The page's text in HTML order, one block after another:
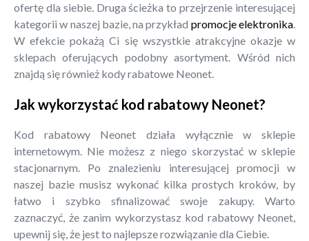
ofertę dla siebie. Druga ścieżka to przejrzenie interesującej
kategorii w naszej bazie, na przykład promocje elektronika.
W efekcie pokażą Ci się wszystkie atrakcyjne okazje w
sklepach oferujących podobny asortyment. Wśród nich
znajdą się również kody rabatowe Neonet.
Jak wykorzystać kod rabatowy Neonet?
Kod rabatowy Neonet działa wyłącznie w sklepie
internetowym. Nie możesz z niego skorzystać w sklepie
stacjonarnym. Po znalezieniu interesującej promocji w
naszej bazie musisz wykonać kilka prostych kroków, by
łatwo i szybko sfinalizować swoje zakupy. Warto
zaznaczyć, że zanim wykorzystasz kod rabatowy Neonet,
upewnij się, że jest to najlepsze rozwiązanie dla Ciebie.